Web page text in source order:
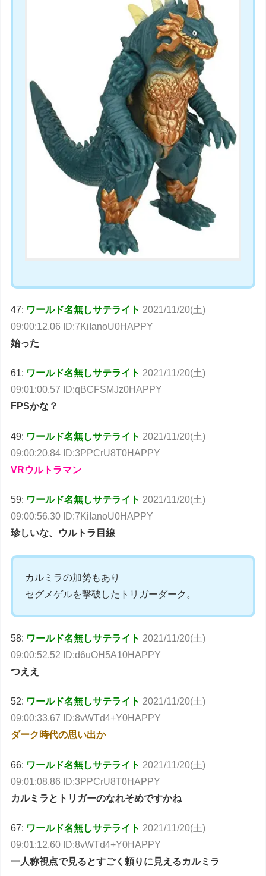
47: ワールド名無しサテライト 2021/11/20(土)
09:00:12.06 ID:7KiIanoU0HAPPY
始った
61: ワールド名無しサテライト 2021/11/20(土)
09:01:00.57 ID:qBCFSMJz0HAPPY
FPSかな？
49: ワールド名無しサテライト 2021/11/20(土)
09:00:20.84 ID:3PPCrU8T0HAPPY
VRウルトラマン
59: ワールド名無しサテライト 2021/11/20(土)
09:00:56.30 ID:7KiIanoU0HAPPY
珍しいな、ウルトラ目線
カルミラの加勢もあり
セグメゲルを撃破したトリガーダーク。
58: ワールド名無しサテライト 2021/11/20(土)
09:00:52.52 ID:d6uOH5A10HAPPY
つええ
52: ワールド名無しサテライト 2021/11/20(土)
09:00:33.67 ID:8vWTd4+Y0HAPPY
ダーク時代の思い出か
66: ワールド名無しサテライト 2021/11/20(土)
09:01:08.86 ID:3PPCrU8T0HAPPY
カルミラとトリガーのなれそめですかね
67: ワールド名無しサテライト 2021/11/20(土)
09:01:12.60 ID:8vWTd4+Y0HAPPY
一人称視点で見るとすごく頼りに見えるカルミラ